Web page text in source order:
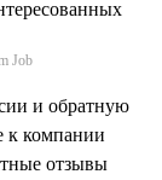
Job
и обратную
к компании
отзывы